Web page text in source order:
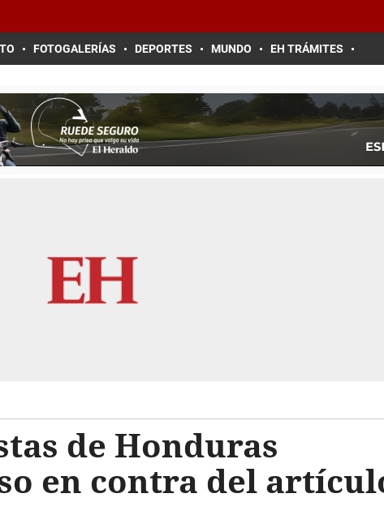
FOTOGALERÍAS DEPORTES MUNDO EH TRÁMITES
de Honduras
en contra del